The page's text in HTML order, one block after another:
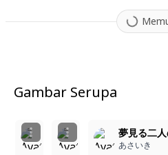
Gambar Serupa
この双子かわいいなおい
aiaiai1111
🩷🩵
夢見る二
あさいき